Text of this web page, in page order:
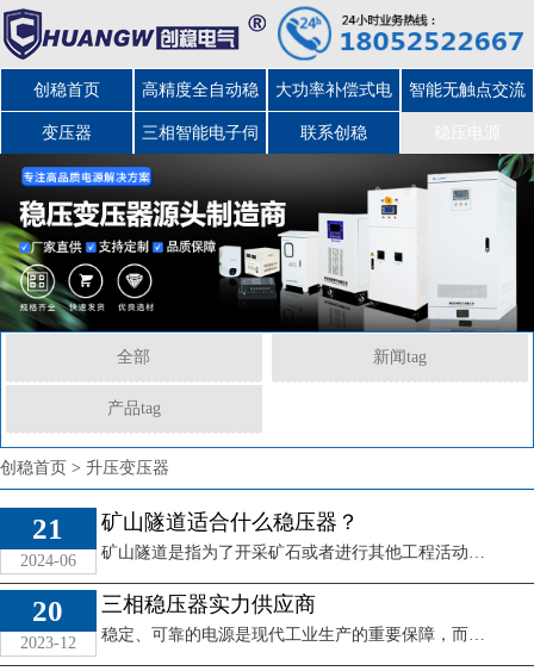
创稳首页 高精度全自动稳
压器
大功率补偿式电
力稳压器
智能无触点交流
变压器 三相智能电子伺 联系创稳
全部 新闻tag
产品tag
创稳首页 > 升压变压器
21
2024-06
矿山隧道适合什么稳压器？
矿山隧道是指为了开采矿石或者进行其他工程活动而在地下开凿的通道。由于地下环境的复杂性和变化性，矿山隧道内的电力设备需要配备稳定的电源以确保正常运行。稳 ...
20
2023-12
三相稳压器实力供应商
稳定、可靠的电源是现代工业生产的重要保障，而三相稳压器作为一种重要的电源设备，正扮演着关键角色。选择一家实力供应商，是确保设备质量和售后服务的关键。在 ...